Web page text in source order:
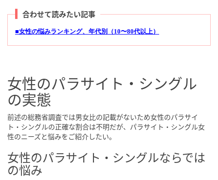
合わせて読みたい記事
■女性の悩みランキング、年代別（10〜80代以上）
女性のパラサイト・シングル
の実態
前述の総務省調査では男女比の記載がないため女性のパラサイ
ト・シングルの正確な割合は不明だが、パラサイト・シングル女
性のニーズと悩みをご紹介したい。
女性のパラサイト・シングルならでは
の悩み